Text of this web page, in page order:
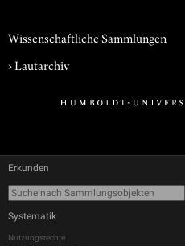
Wissenschaftliche Sammlungen
›Lautarchiv
Erkunden
Systematik
Nutzungsrechte